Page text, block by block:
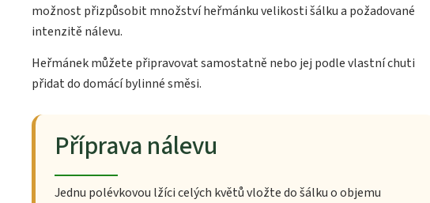
možnost přizpůsobit množství heřmánku velikosti šálku a požadované
intenzitě nálevu.
Heřmánek můžete připravovat samostatně nebo jej podle vlastní chuti
přidat do domácí bylinné směsi.
Příprava nálevu
Jednu polévkovou lžíci celých květů vložte do šálku o objemu